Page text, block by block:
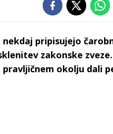
pripisujejo
zakonske zveze.
okolju dali